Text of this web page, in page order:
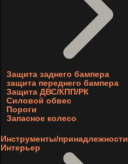
Защита заднего бампера
защита переднего бампера
Защита ДВС/КПП/РК
Силовой обвес
Пороги
Запасное колесо
Инструменты/принадлежности
Интерьер